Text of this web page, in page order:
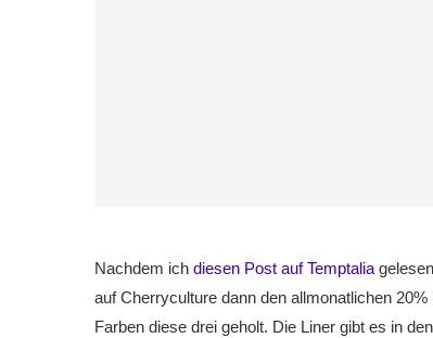
Nachdem ich diesen Post auf Temptalia
auf Cherryculture dann den allmonatlichen
Farben diese drei geholt. Die Liner gibt es in